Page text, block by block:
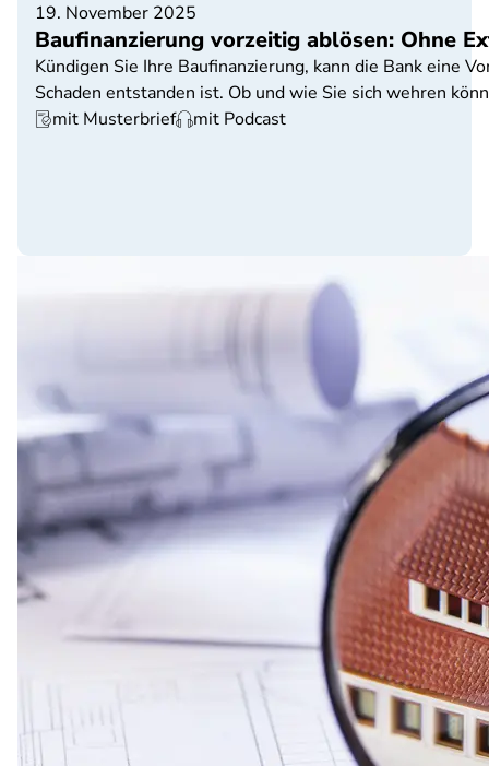
19. November 2025
Baufinanzierung vorzeitig ablösen: Ohne
Kündigen Sie Ihre Baufinanzierung, kann die Bank eine
Schaden entstanden ist. Ob und wie Sie sich wehren
mit Musterbrief
mit Podcast